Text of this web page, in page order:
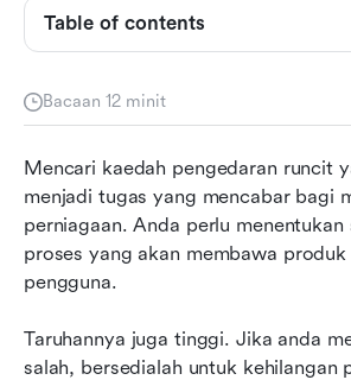
Bacaan 12 minit
Mencari kaedah pengedaran runcit
menjadi tugas yang mencabar bagi
perniagaan. Anda perlu menentukan
proses yang akan membawa
pengguna.
Taruhannya juga tinggi. Jika anda
salah, bersedialah untuk kehilangan
Table of contents
Apa 4 strategi pengedaran runcit
berfungsi?
strategi pengedaran yang tepat?
9 amalan terbaik untuk
Soalan Lazim Umum mengenai
Teruskan dengan Lark